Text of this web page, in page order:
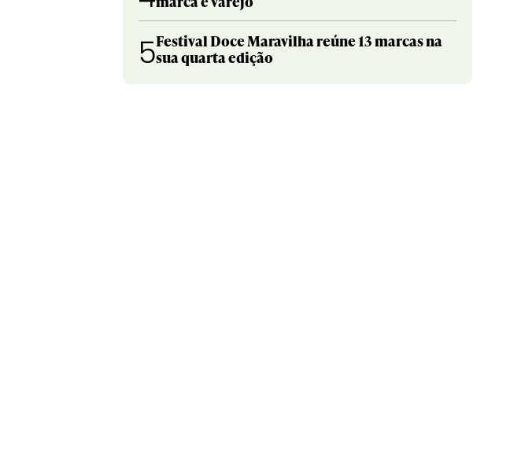
5Festival Doce Maravilha reúne 13 marcas na
sua quarta edição